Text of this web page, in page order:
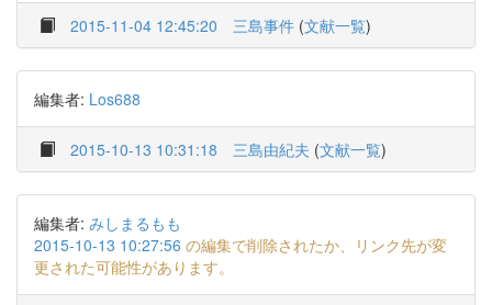
2015-11-04 12:45:20 三島事件 (文献一覧)
編集者: Los688
2015-10-13 10:31:18 三島由紀夫 (文献一覧)
編集者: みしまるもも
2015-10-13 10:27:56 の編集で削除されたか、リンク先が変
更された可能性があります。